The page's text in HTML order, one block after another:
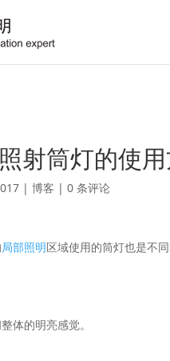
in /var/www/html/ilin/wp-
射筒灯的使
|博客 |0 条评论
局部照明区域使用的筒灯也是不
体的明亮感觉。